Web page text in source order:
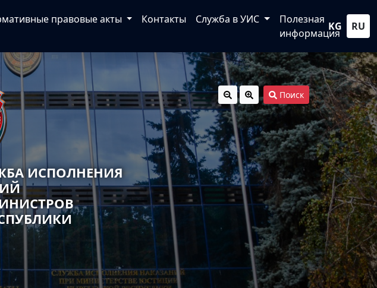
правовые акты Контакты Служба в УИС
Полезная
информация
KG RU
ИСПОЛНЕНИЯ
Поиск